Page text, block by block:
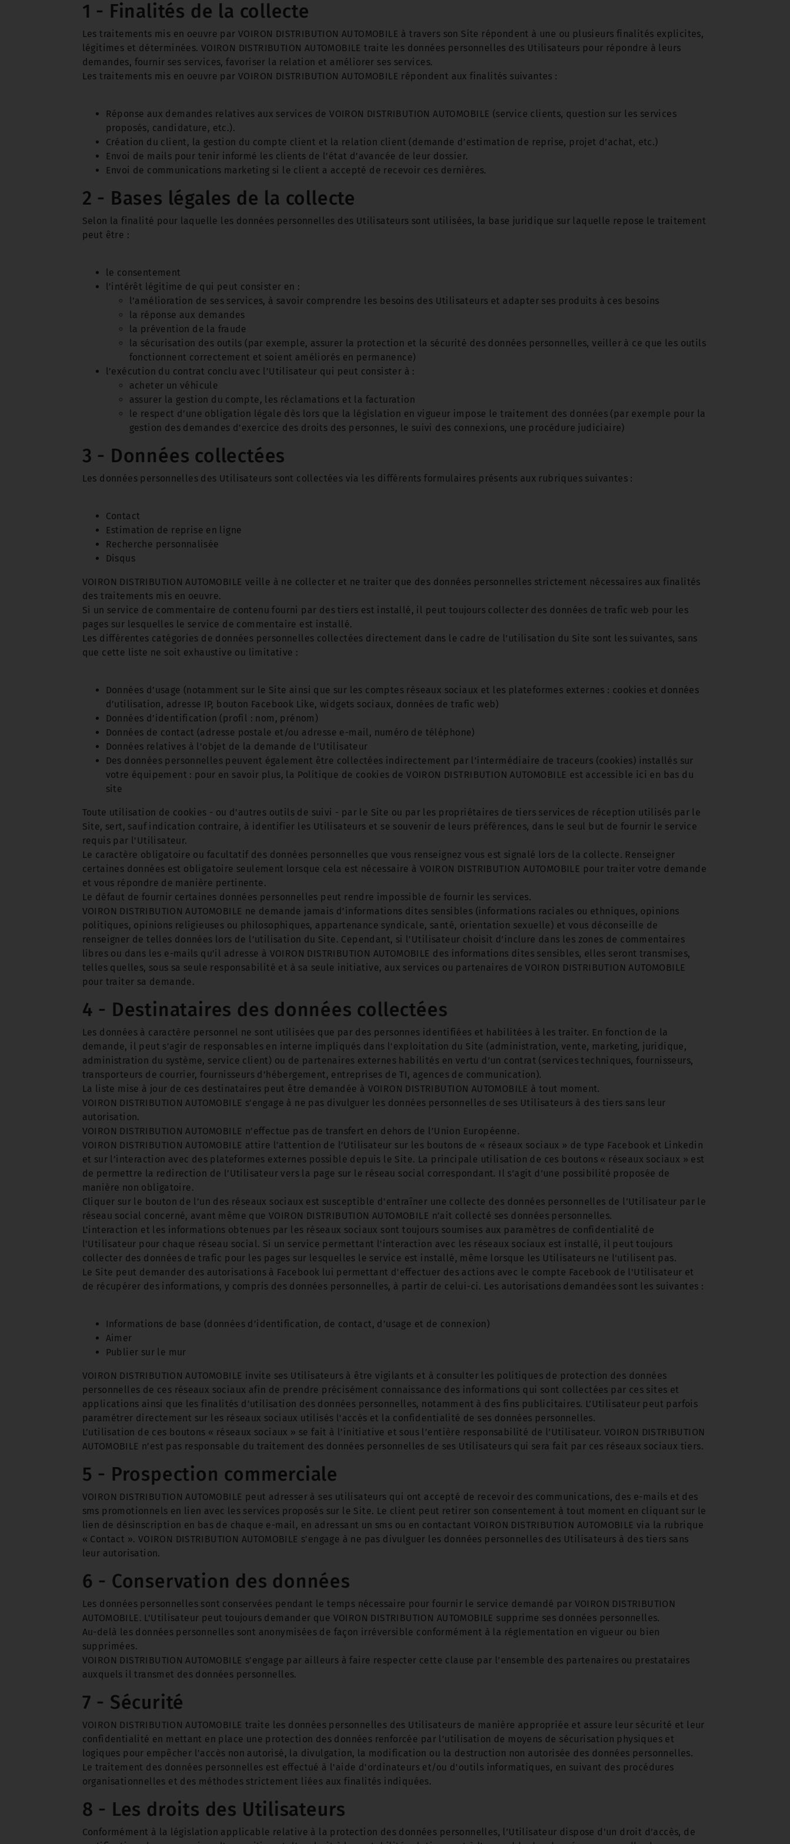
1 - Finalités de la collecte
Les traitements mis en oeuvre par VOIRON DISTRIBUTION AUTOMOBILE à travers son Site répondent à une ou plusieurs finalités explicites,
légitimes et déterminées. VOIRON DISTRIBUTION AUTOMOBILE traite les données personnelles des Utilisateurs pour répondre à leurs
demandes, fournir ses services, favoriser la relation et améliorer ses services.
Les traitements mis en oeuvre par VOIRON DISTRIBUTION AUTOMOBILE répondent aux finalités suivantes :
Réponse aux demandes relatives aux services de VOIRON DISTRIBUTION AUTOMOBILE (service clients, question sur les services
proposés, candidature, etc.).
Création du client, la gestion du compte client et la relation client (demande d’estimation de reprise, projet d’achat, etc.)
Envoi de mails pour tenir informé les clients de l’état d’avancée de leur dossier.
Envoi de communications marketing si le client a accepté de recevoir ces dernières.
2 - Bases légales de la collecte
Selon la finalité pour laquelle les données personnelles des Utilisateurs sont utilisées, la base juridique sur laquelle repose le traitement
peut être :
le consentement
l’intérêt légitime de qui peut consister en :
l’amélioration de ses services, à savoir comprendre les besoins des Utilisateurs et adapter ses produits à ces besoins
la réponse aux demandes
la prévention de la fraude
la sécurisation des outils (par exemple, assurer la protection et la sécurité des données personnelles, veiller à ce que les outils
fonctionnent correctement et soient améliorés en permanence)
l’exécution du contrat conclu avec l’Utilisateur qui peut consister à :
acheter un véhicule
assurer la gestion du compte, les réclamations et la facturation
le respect d’une obligation légale dès lors que la législation en vigueur impose le traitement des données (par exemple pour la
gestion des demandes d’exercice des droits des personnes, le suivi des connexions, une procédure judiciaire)
3 - Données collectées
Les données personnelles des Utilisateurs sont collectées via les différents formulaires présents aux rubriques suivantes :
Contact
Estimation de reprise en ligne
Recherche personnalisée
Disqus
VOIRON DISTRIBUTION AUTOMOBILE veille à ne collecter et ne traiter que des données personnelles strictement nécessaires aux finalités
des traitements mis en oeuvre.
Si un service de commentaire de contenu fourni par des tiers est installé, il peut toujours collecter des données de trafic web pour les
pages sur lesquelles le service de commentaire est installé.
Les différentes catégories de données personnelles collectées directement dans le cadre de l’utilisation du Site sont les suivantes, sans
que cette liste ne soit exhaustive ou limitative :
Données d’usage (notamment sur le Site ainsi que sur les comptes réseaux sociaux et les plateformes externes : cookies et données
d’utilisation, adresse IP, bouton Facebook Like, widgets sociaux, données de trafic web)
Données d’identification (profil : nom, prénom)
Données de contact (adresse postale et/ou adresse e-mail, numéro de téléphone)
Données relatives à l’objet de la demande de l’Utilisateur
Des données personnelles peuvent également être collectées indirectement par l’intermédiaire de traceurs (cookies) installés sur
votre équipement : pour en savoir plus, la Politique de cookies de VOIRON DISTRIBUTION AUTOMOBILE est accessible ici en bas du
site
Toute utilisation de cookies - ou d'autres outils de suivi - par le Site ou par les propriétaires de tiers services de réception utilisés par le
Site, sert, sauf indication contraire, à identifier les Utilisateurs et se souvenir de leurs préférences, dans le seul but de fournir le service
requis par l'Utilisateur.
Le caractère obligatoire ou facultatif des données personnelles que vous renseignez vous est signalé lors de la collecte. Renseigner
certaines données est obligatoire seulement lorsque cela est nécessaire à VOIRON DISTRIBUTION AUTOMOBILE pour traiter votre demande
et vous répondre de manière pertinente.
Le défaut de fournir certaines données personnelles peut rendre impossible de fournir les services.
VOIRON DISTRIBUTION AUTOMOBILE ne demande jamais d’informations dites sensibles (informations raciales ou ethniques, opinions
politiques, opinions religieuses ou philosophiques, appartenance syndicale, santé, orientation sexuelle) et vous déconseille de
renseigner de telles données lors de l’utilisation du Site. Cependant, si l’Utilisateur choisit d’inclure dans les zones de commentaires
libres ou dans les e-mails qu’il adresse à VOIRON DISTRIBUTION AUTOMOBILE des informations dites sensibles, elles seront transmises,
telles quelles, sous sa seule responsabilité et à sa seule initiative, aux services ou partenaires de VOIRON DISTRIBUTION AUTOMOBILE
pour traiter sa demande.
4 - Destinataires des données collectées
Les données à caractère personnel ne sont utilisées que par des personnes identifiées et habilitées à les traiter. En fonction de la
demande, il peut s’agir de responsables en interne impliqués dans l'exploitation du Site (administration, vente, marketing, juridique,
administration du système, service client) ou de partenaires externes habilités en vertu d’un contrat (services techniques, fournisseurs,
transporteurs de courrier, fournisseurs d’hébergement, entreprises de TI, agences de communication).
La liste mise à jour de ces destinataires peut être demandée à VOIRON DISTRIBUTION AUTOMOBILE à tout moment.
VOIRON DISTRIBUTION AUTOMOBILE s’engage à ne pas divulguer les données personnelles de ses Utilisateurs à des tiers sans leur
autorisation.
VOIRON DISTRIBUTION AUTOMOBILE n’effectue pas de transfert en dehors de l’Union Européenne.
VOIRON DISTRIBUTION AUTOMOBILE attire l’attention de l’Utilisateur sur les boutons de « réseaux sociaux » de type Facebook et Linkedin
et sur l’interaction avec des plateformes externes possible depuis le Site. La principale utilisation de ces boutons « réseaux sociaux » est
de permettre la redirection de l’Utilisateur vers la page sur le réseau social correspondant. Il s’agit d’une possibilité proposée de
manière non obligatoire.
Cliquer sur le bouton de l’un des réseaux sociaux est susceptible d'entraîner une collecte des données personnelles de l’Utilisateur par le
réseau social concerné, avant même que VOIRON DISTRIBUTION AUTOMOBILE n’ait collecté ses données personnelles.
L'interaction et les informations obtenues par les réseaux sociaux sont toujours soumises aux paramètres de confidentialité de
l'Utilisateur pour chaque réseau social. Si un service permettant l'interaction avec les réseaux sociaux est installé, il peut toujours
collecter des données de trafic pour les pages sur lesquelles le service est installé, même lorsque les Utilisateurs ne l'utilisent pas.
Le Site peut demander des autorisations à Facebook lui permettant d'effectuer des actions avec le compte Facebook de l'Utilisateur et
de récupérer des informations, y compris des données personnelles, à partir de celui-ci. Les autorisations demandées sont les suivantes :
Informations de base (données d’identification, de contact, d’usage et de connexion)
Aimer
Publier sur le mur
VOIRON DISTRIBUTION AUTOMOBILE invite ses Utilisateurs à être vigilants et à consulter les politiques de protection des données
personnelles de ces réseaux sociaux afin de prendre précisément connaissance des informations qui sont collectées par ces sites et
applications ainsi que les finalités d'utilisation des données personnelles, notamment à des fins publicitaires. L’Utilisateur peut parfois
paramétrer directement sur les réseaux sociaux utilisés l'accès et la confidentialité de ses données personnelles.
L’utilisation de ces boutons « réseaux sociaux » se fait à l’initiative et sous l’entière responsabilité de l’Utilisateur. VOIRON DISTRIBUTION
AUTOMOBILE n’est pas responsable du traitement des données personnelles de ses Utilisateurs qui sera fait par ces réseaux sociaux tiers.
5 - Prospection commerciale
VOIRON DISTRIBUTION AUTOMOBILE peut adresser à ses utilisateurs qui ont accepté de recevoir des communications, des e-mails et des
sms promotionnels en lien avec les services proposés sur le Site. Le client peut retirer son consentement à tout moment en cliquant sur le
lien de désinscription en bas de chaque e-mail, en adressant un sms ou en contactant VOIRON DISTRIBUTION AUTOMOBILE via la rubrique
« Contact ». VOIRON DISTRIBUTION AUTOMOBILE s’engage à ne pas divulguer les données personnelles des Utilisateurs à des tiers sans
leur autorisation.
6 - Conservation des données
Les données personnelles sont conservées pendant le temps nécessaire pour fournir le service demandé par VOIRON DISTRIBUTION
AUTOMOBILE. L'Utilisateur peut toujours demander que VOIRON DISTRIBUTION AUTOMOBILE supprime ses données personnelles.
Au-delà les données personnelles sont anonymisées de façon irréversible conformément à la réglementation en vigueur ou bien
supprimées.
VOIRON DISTRIBUTION AUTOMOBILE s’engage par ailleurs à faire respecter cette clause par l’ensemble des partenaires ou prestataires
auxquels il transmet des données personnelles.
7 - Sécurité
VOIRON DISTRIBUTION AUTOMOBILE traite les données personnelles des Utilisateurs de manière appropriée et assure leur sécurité et leur
confidentialité en mettant en place une protection des données renforcée par l’utilisation de moyens de sécurisation physiques et
logiques pour empêcher l'accès non autorisé, la divulgation, la modification ou la destruction non autorisée des données personnelles.
Le traitement des données personnelles est effectué à l'aide d'ordinateurs et/ou d'outils informatiques, en suivant des procédures
organisationnelles et des méthodes strictement liées aux finalités indiquées.
8 - Les droits des Utilisateurs
Conformément à la législation applicable relative à la protection des données personnelles, l’Utilisateur dispose d'un droit d’accès, de